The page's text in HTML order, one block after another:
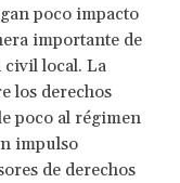
poco impacto
importante de
civil local. La
los derechos
poco al régimen
impulso
de derechos